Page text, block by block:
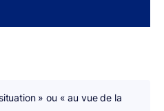
» ou « au vue de la